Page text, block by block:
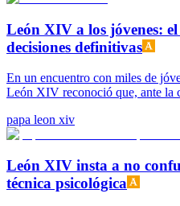
León XIV a los jóvenes:
decisiones definitivas
En un encuentro con miles de
León XIV reconoció que, ante la
papa leon xiv
León XIV insta a no
técnica psicológica